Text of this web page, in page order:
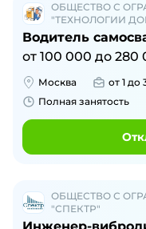
ОБЩЕСТВО С
"ТЕХНОЛОГИИ
Водитель
от 100 000 до 280
Москва от 1 до
Полная занятость
ОБЩЕСТВО С
"СПЕКТР"